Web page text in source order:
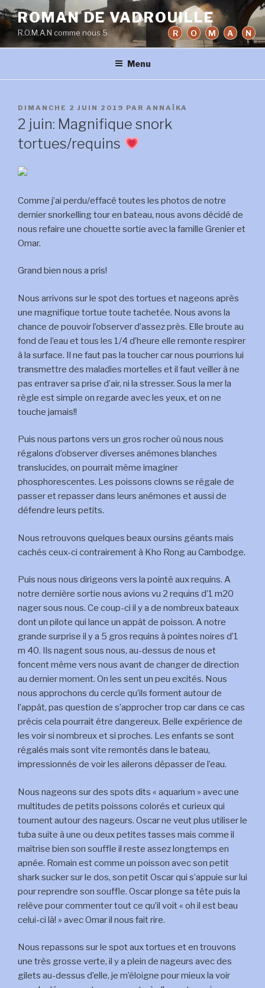
Aller
au
contenu
principal
ROMAN DE VADROUILLE
R.O.M.A.N comme nous 5
Menu
R O M A N
PUBLIÉ
LE
DIMANCHE 2 JUIN 2019 PAR ANNAÏKA
2 juin: Magnifique snork
tortues/requins
Comme j’ai perdu/effacé toutes les photos de notre
dernier snorkelling tour en bateau, nous avons décidé de
nous refaire une chouette sortie avec la famille Grenier et
Omar.
Grand bien nous a pris!
Nous arrivons sur le spot des tortues et nageons après
une magnifique tortue toute tachetée. Nous avons la
chance de pouvoir l’observer d’assez près. Elle broute au
fond de l’eau et tous les 1/4 d’heure elle remonte respirer
à la surface. Il ne faut pas la toucher car nous pourrions lui
transmettre des maladies mortelles et il faut veiller à ne
pas entraver sa prise d’air, ni la stresser. Sous la mer la
règle est simple on regarde avec les yeux, et on ne
touche jamais!!
Puis nous partons vers un gros rocher où nous nous
régalons d’observer diverses anémones blanches
translucides, on pourrait même imaginer
phosphorescentes. Les poissons clowns se régale de
passer et repasser dans leurs anémones et aussi de
défendre leurs petits.
Nous retrouvons quelques beaux oursins géants mais
cachés ceux-ci contrairement à Kho Rong au Cambodge.
Puis nous nous dirigeons vers la pointé aux requins. A
notre dernière sortie nous avions vu 2 requins d’1 m20
nager sous nous. Ce coup-ci il y a de nombreux bateaux
dont un pilote qui lance un appât de poisson. A notre
grande surprise il y a 5 gros requins à pointes noires d’1
m 40. Ils nagent sous nous, au-dessus de nous et
foncent même vers nous avant de changer de direction
au dernier moment. On les sent un peu excités. Nous
nous approchons du cercle qu’ils forment autour de
l’appât, pas question de s’approcher trop car dans ce cas
précis cela pourrait être dangereux. Belle expérience de
les voir si nombreux et si proches. Les enfants se sont
régalés mais sont vite remontés dans le bateau,
impressionnés de voir les ailerons dépasser de l’eau.
Nous nageons sur des spots dits « aquarium » avec une
multitudes de petits poissons colorés et curieux qui
tournent autour des nageurs. Oscar ne veut plus utiliser le
tuba suite à une ou deux petites tasses mais comme il
maîtrise bien son souffle il reste assez longtemps en
apnée. Romain est comme un poisson avec son petit
shark sucker sur le dos, son petit Oscar qui s’appuie sur lui
pour reprendre son souffle. Oscar plonge sa tête puis la
relève pour commenter tout ce qu’il voit « oh il est beau
celui-ci là! » avec Omar il nous fait rire.
Nous repassons sur le spot aux tortues et en trouvons
une très grosse verte, il y a plein de nageurs avec des
gilets au-dessus d’elle, je m’éloigne pour mieux la voir